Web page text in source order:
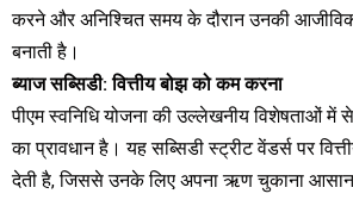
करने और अनिश्चित समय के दौरान उनकी
बनाती है।
ब्याज सब्सिडी: वित्तीय बोझ को कम करना
पीएम स्वनिधि योजना की उल्लेखनीय विशेषताओं में
का प्रावधान है। यह सब्सिडी स्ट्रीट वेंडर्स पर
देती है, जिससे उनके लिए अपना ऋण चुकाना